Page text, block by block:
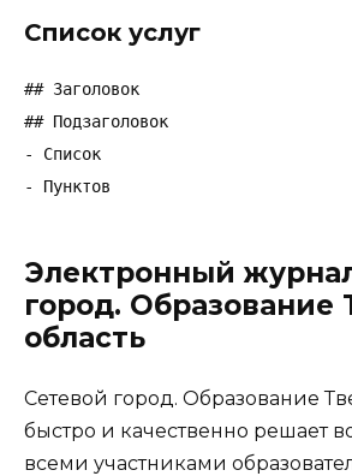
Список услуг
## Заголовок
## Подзаголовок
- Список
- Пунктов
Электронный
город. Образование
область
Сетевой город. Образование
быстро и качественно решает
всеми участниками